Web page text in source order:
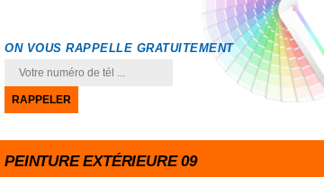
ON VOUS RAPPELLE GRATUITEMENT
PEINTURE EXTÉRIEURE 09